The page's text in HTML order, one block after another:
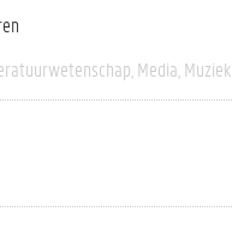
Media Muziek